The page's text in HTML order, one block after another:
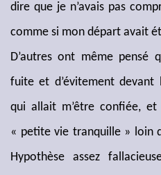
dire que je n’avais pas
comme si mon départ avait
D’autres ont même pensé
fuite et d’évitement
qui allait m’être confiée,
« petite vie tranquille » loin
Hypothèse assez